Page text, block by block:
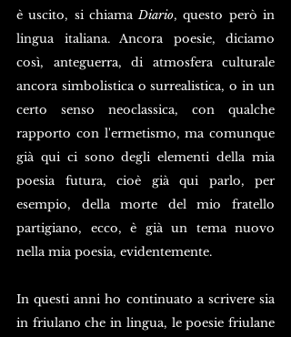
è uscito, si chiama Diario, questo però in
lingua italiana. Ancora poesie, diciamo
così, anteguerra, di atmosfera culturale
ancora simbolistica o surrealistica, o in un
certo senso neoclassica, con qualche
rapporto con l'ermetismo, ma comunque
già qui ci sono degli elementi della mia
poesia futura, cioè già qui parlo, per
esempio, della morte del mio fratello
partigiano, ecco, è già un tema nuovo
nella mia poesia, evidentemente.
In questi anni ho continuato a scrivere sia
in friulano che in lingua, le poesie friulane